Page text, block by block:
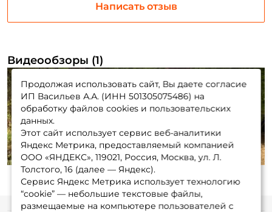
Написать отзыв
Видеообзоры (1)
Продолжая использовать сайт, Вы даете согласие
ИП Васильев А.А. (ИНН 501305075486) на
обработку файлов cookies и пользовательских
данных.
Этот сайт использует сервис веб-аналитики
Яндекс Метрика, предоставляемый компанией
ООО «ЯНДЕКС», 119021, Россия, Москва, ул. Л.
Толстого, 16 (далее — Яндекс).
Сервис Яндекс Метрика использует технологию
“cookie” — небольшие текстовые файлы,
размещаемые на компьютере пользователей с